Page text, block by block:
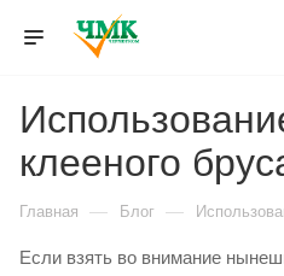
клееного
Главная — Блог —
Если взять во внимание